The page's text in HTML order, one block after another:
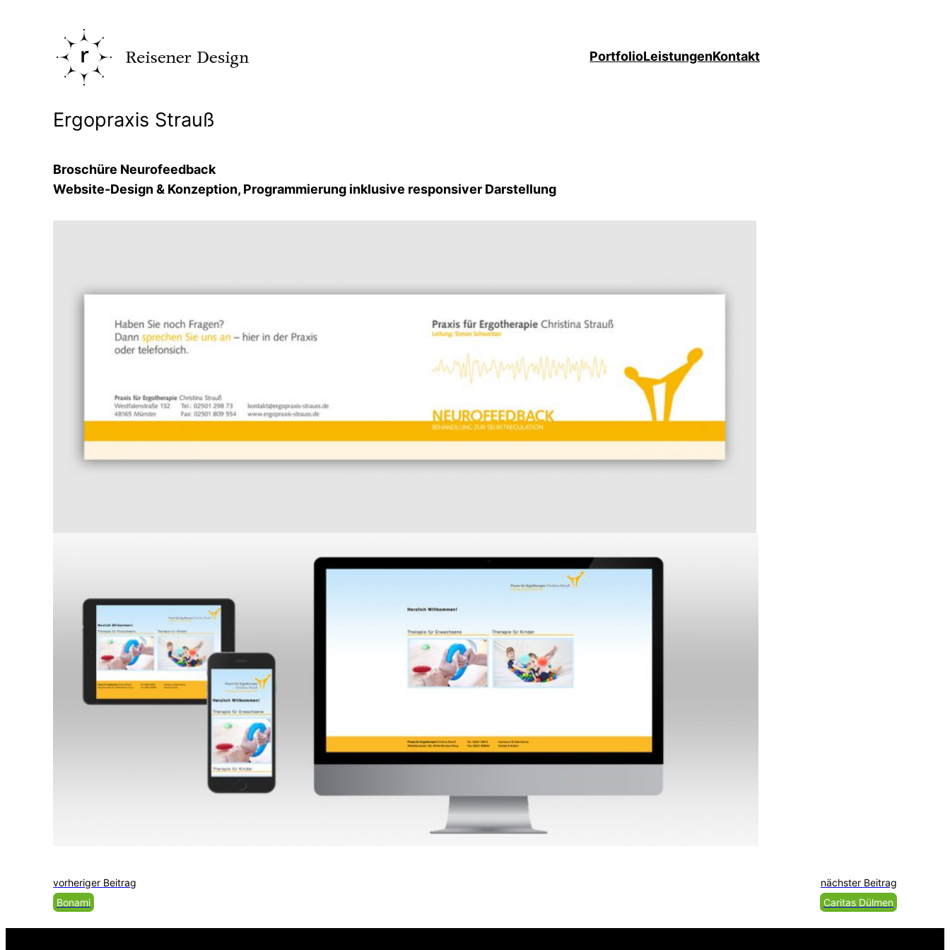
springen
PortfolioLeistungenKontakt
Ergopraxis Strauß
Broschüre Neurofeedback
Website-Design & Konzeption, Programmierung inklusive responsiver Darstellung
vorheriger Beitrag
Bonami
nächster Beitrag
Caritas Dülmen